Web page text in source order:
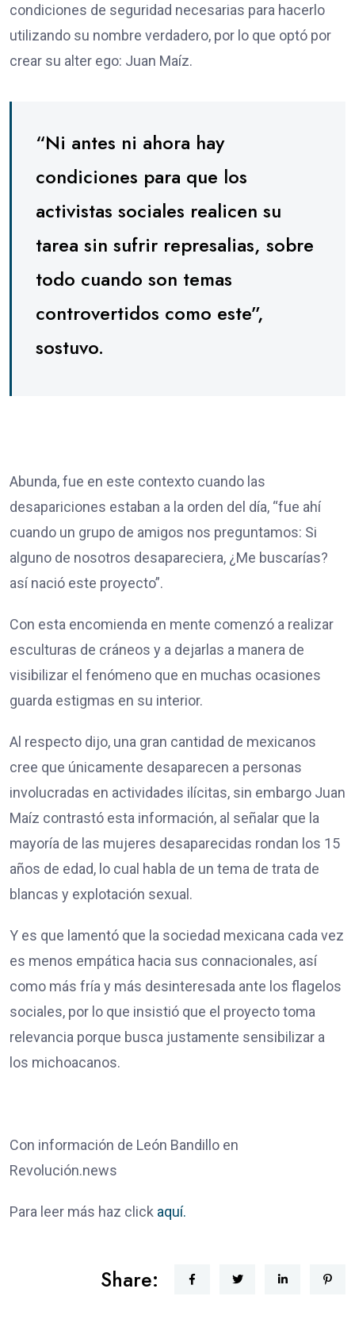
condiciones de seguridad necesarias para hacerlo
utilizando su nombre verdadero, por lo que optó por
crear su alter ego: Juan Maíz.
“Ni antes ni ahora hay
condiciones para que los
activistas sociales realicen su
tarea sin sufrir represalias, sobre
todo cuando son temas
controvertidos como este”,
sostuvo.
Abunda, fue en este contexto cuando las
desapariciones estaban a la orden del día, “fue ahí
cuando un grupo de amigos nos preguntamos: Si
alguno de nosotros desapareciera, ¿Me buscarías?
así nació este proyecto”.
Con esta encomienda en mente comenzó a realizar
esculturas de cráneos y a dejarlas a manera de
visibilizar el fenómeno que en muchas ocasiones
guarda estigmas en su interior.
Al respecto dijo, una gran cantidad de mexicanos
cree que únicamente desaparecen a personas
involucradas en actividades ilícitas, sin embargo Juan
Maíz contrastó esta información, al señalar que la
mayoría de las mujeres desaparecidas rondan los 15
años de edad, lo cual habla de un tema de trata de
blancas y explotación sexual.
Y es que lamentó que la sociedad mexicana cada vez
es menos empática hacia sus connacionales, así
como más fría y más desinteresada ante los flagelos
sociales, por lo que insistió que el proyecto toma
relevancia porque busca justamente sensibilizar a
los michoacanos.
Con información de León Bandillo en
Revolución.news
Para leer más haz click aquí.
Share: